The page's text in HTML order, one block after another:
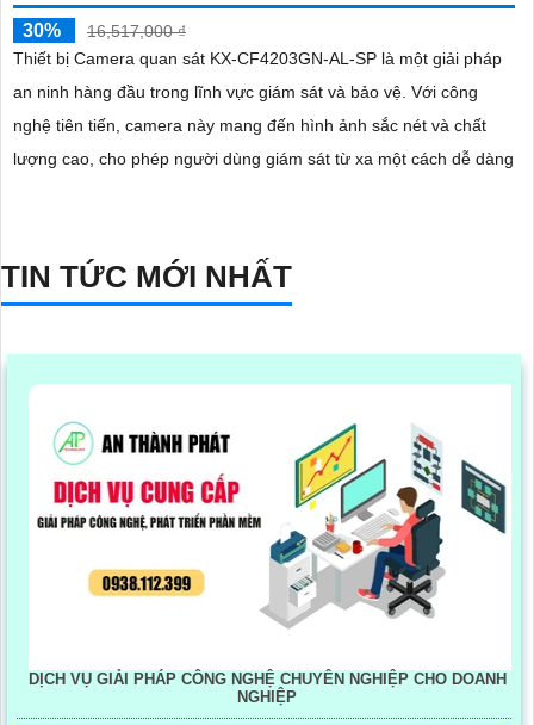
30%
16,517,000 ₫
Thiết bị Camera quan sát KX-CF4203GN-AL-SP là một giải pháp
an ninh hàng đầu trong lĩnh vực giám sát và bảo vệ. Với công
nghệ tiên tiến, camera này mang đến hình ảnh sắc nét và chất
lượng cao, cho phép người dùng giám sát từ xa một cách dễ dàng
TIN TỨC MỚI NHẤT
DỊCH VỤ GIẢI PHÁP CÔNG NGHỆ CHUYÊN NGHIỆP CHO DOANH
NGHIỆP